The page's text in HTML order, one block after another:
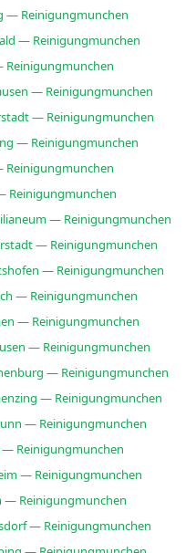
— Reinigungmunchen
— Reinigungmunchen
Reinigungmunchen
— Reinigungmunchen
— Reinigungmunchen
— Reinigungmunchen
Reinigungmunchen
Reinigungmunchen
— Reinigungmunchen
— Reinigungmunchen
— Reinigungmunchen
— Reinigungmunchen
— Reinigungmunchen
— Reinigungmunchen
— Reinigungmunchen
— Reinigungmunchen
— Reinigungmunchen
— Reinigungmunchen
— Reinigungmunchen
— Reinigungmunchen
— Reinigungmunchen